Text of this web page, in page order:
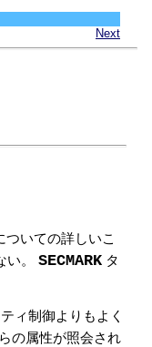
Next
ついての詳しいこ
い。 SECMARK タ
ィ制御よりもよく
の属性が照会され